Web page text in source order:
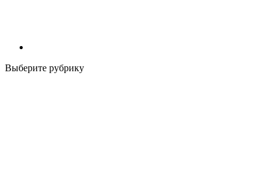
Выберите рубрику